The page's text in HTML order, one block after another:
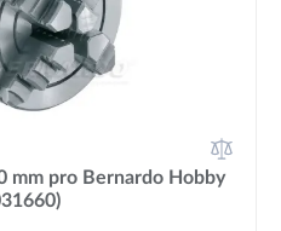
mm pro Bernardo Hobby